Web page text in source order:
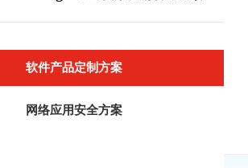
软件产品定制方案
网络应用安全方案